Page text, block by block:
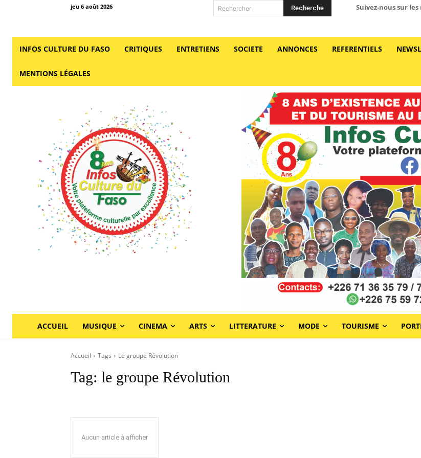
jeu 6 août 2026 Rechercher Recherche Suivez-nous sur
INFOS CULTURE DU FASO CRITIQUES ENTRETIENS SOCIETE ANNONCES REFERENTIELS
MENTIONS LÉGALES
ACCUEIL MUSIQUE CINEMA ARTS LITTERATURE MODE TOURISME
Accueil Tags Le groupe Révolution
Tag: le groupe Révolution
Aucun article à afficher